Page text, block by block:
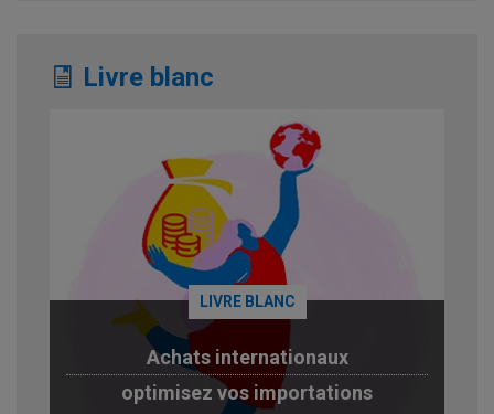
Livre blanc
LIVRE BLANC
Achats internationaux
optimisez vos importations